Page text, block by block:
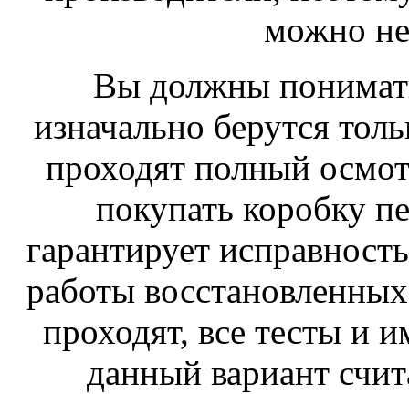
можно не
Вы должны
изначально берутся
проходят полный
покупать коробку
гарантирует
работы
проходят, все тесты и
данный вариант